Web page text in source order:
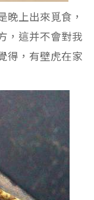
晚上出來覓食，
，這并不會對我
得，有壁虎在家